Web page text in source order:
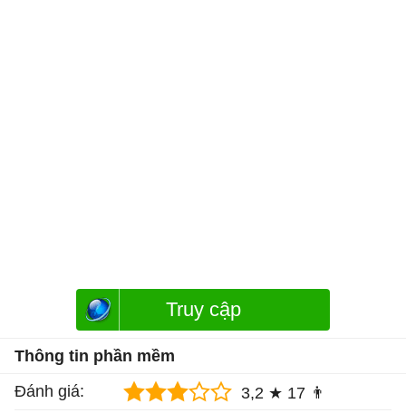
Truy cập
Thông tin phần mềm
Đánh giá:
3,2 ★ 17 👨